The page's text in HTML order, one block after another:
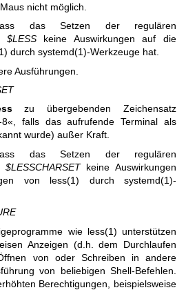
nicht möglich.
das Setzen der regulären
$LESSkeine Auswirkungen auf die
durch systemd(1)-Werkzeuge hat.
Ausführungen.
zu übergebenden Zeichensatz
8«, falls das aufrufende Terminal als
wurde) außer Kraft.
das Setzen der regulären
$LESSCHARSETkeine Auswirkungen
von less(1) durch systemd(1)-
wie less(1) unterstützen
Anzeigen (d.h. dem Durchlaufen
von oder Schreiben in andere
von beliebigen Shell-Befehlen.
Berechtigungen, beispielsweise